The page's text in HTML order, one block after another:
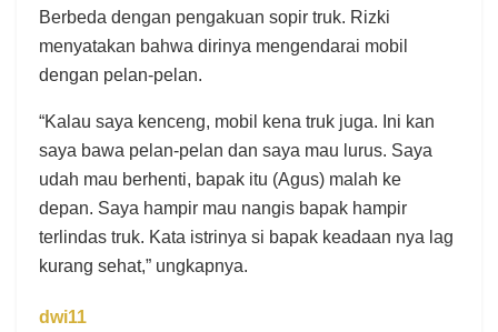
Berbeda dengan pengakuan sopir truk. Rizki
menyatakan bahwa dirinya mengendarai mobil
dengan pelan-pelan.
“Kalau saya kenceng, mobil kena truk juga. Ini kan
saya bawa pelan-pelan dan saya mau lurus. Saya
udah mau berhenti, bapak itu (Agus) malah ke
depan. Saya hampir mau nangis bapak hampir
terlindas truk. Kata istrinya si bapak keadaan nya lag
kurang sehat,” ungkapnya.
dwi11